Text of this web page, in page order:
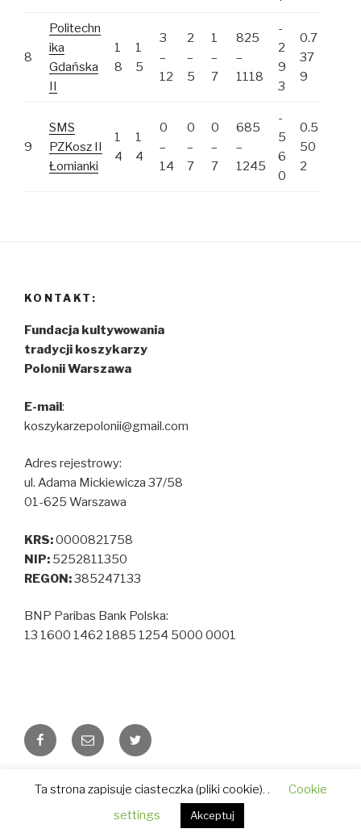
8
Politechn
ika
Gdańska
II
1
8
1
5
3
–
12
2
–
5
1
–
7
825
–
1118
-
2
9
3
0.7
37
9
9
SMS
PZKosz II
Łomianki
1
4
1
4
0
–
14
0
–
7
0
–
7
685
–
1245
-
5
6
0
0.5
50
2
KONTAKT:
Fundacja kultywowania
tradycji koszykarzy
Polonii Warszawa
E-mail:
koszykarzepolonii@gmail.com
Adres rejestrowy:
ul. Adama Mickiewicza 37/58
01-625 Warszawa
KRS:0000821758
NIP: 5252811350
REGON:385247133
BNP Paribas Bank Polska:
13 1600 1462 1885 1254 5000 0001
FacebookEmail Twitter
Polityka prywatności
Dumnie wspierane przez
Ta strona zapisuje ciasteczka (pliki cookie). .
Cookie
settings
Akceptuj